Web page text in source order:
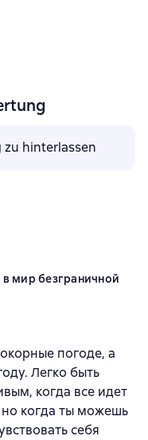
zu hinterlassen
мир безграничной
209 оценок
погоде, а
Легко быть
когда все идет
но когда ты можешь
себя